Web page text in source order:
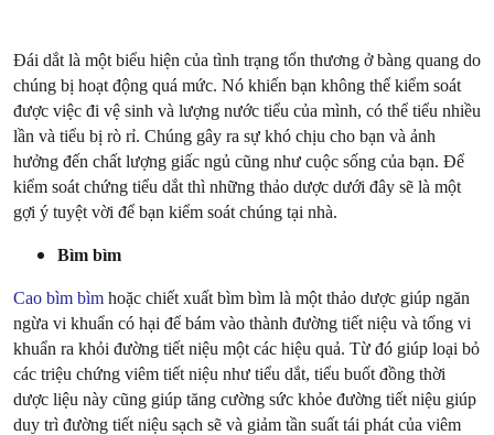
e
r
Đái dắt là một biểu hiện của tình trạng tổn thương ở bàng quang do
chúng bị hoạt động quá mức. Nó khiến bạn không thể kiểm soát
được việc đi vệ sinh và lượng nước tiểu của mình, có thể tiểu nhiều
lần và tiểu bị rò rỉ. Chúng gây ra sự khó chịu cho bạn và ảnh
hưởng đến chất lượng giấc ngủ cũng như cuộc sống của bạn. Để
kiểm soát chứng tiểu dắt thì những thảo dược dưới đây sẽ là một
gợi ý tuyệt vời để bạn kiểm soát chúng tại nhà.
Bìm bìm
Cao bìm bìm hoặc chiết xuất bìm bìm là một thảo dược giúp ngăn
ngừa vi khuẩn có hại để bám vào thành đường tiết niệu và tống vi
khuẩn ra khỏi đường tiết niệu một các hiệu quả. Từ đó giúp loại bỏ
các triệu chứng viêm tiết niệu như tiểu dắt, tiểu buốt đồng thời
dược liệu này cũng giúp tăng cường sức khỏe đường tiết niệu giúp
duy trì đường tiết niệu sạch sẽ và giảm tần suất tái phát của viêm